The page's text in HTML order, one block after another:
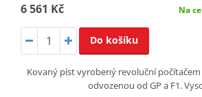
6 561 Kč Na
Do košíku
Kovaný píst vyrobený revoluční
odvozenou od GP a F1.